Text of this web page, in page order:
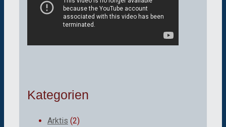
Kategorien
Arktis (2)